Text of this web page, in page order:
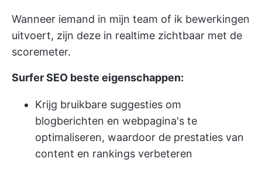
Wanneer iemand in mijn team of ik bewerkingen
uitvoert, zijn deze in realtime zichtbaar met de
scoremeter.
Surfer SEO beste eigenschappen:
Krijg bruikbare suggesties om
blogberichten en webpagina's te
optimaliseren, waardoor de prestaties van
content en rankings verbeteren